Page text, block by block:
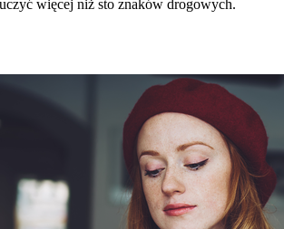
więcej niż sto znaków drogowych.